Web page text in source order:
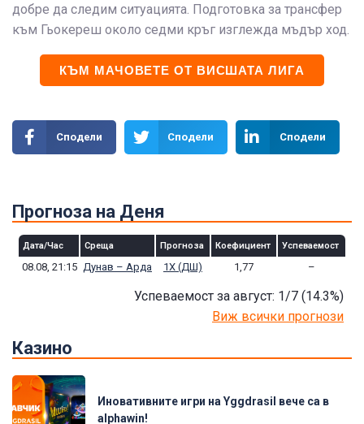
добре да следим ситуацията. Подготовка за трансфер
към Гьокереш около седми кръг изглежда мъдър ход.
КЪМ МАЧОВЕТЕ ОТ ВИСШАТА ЛИГА
Сподели Сподели Сподели
Прогноза на Деня
Дата/Час Среща Прогноза Коефициент Успеваемост
08.08, 21:15 Дунав – Арда 1Х (ДШ) 1,77 –
Успеваемост за август: 1/7 (14.3%)
Виж всички прогнози
Казино
Иновативните игри на Yggdrasil вече са в
alphawin!